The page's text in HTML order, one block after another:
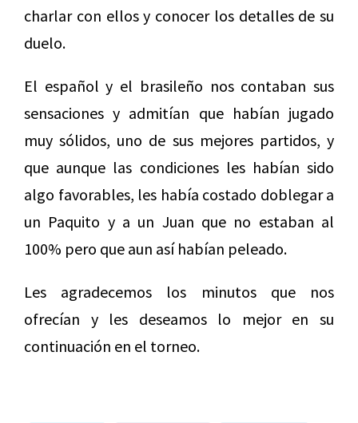
charlar con ellos y conocer los detalles de su
duelo.
El español y el brasileño nos contaban sus
sensaciones y admitían que habían jugado
muy sólidos, uno de sus mejores partidos, y
que aunque las condiciones les habían sido
algo favorables, les había costado doblegar a
un Paquito y a un Juan que no estaban al
100% pero que aun así habían peleado.
Les agradecemos los minutos que nos
ofrecían y les deseamos lo mejor en su
continuación en el torneo.